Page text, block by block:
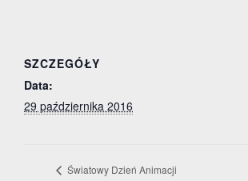
SZCZEGÓŁY
Data:
29 października 2016
Światowy Dzień Animacji